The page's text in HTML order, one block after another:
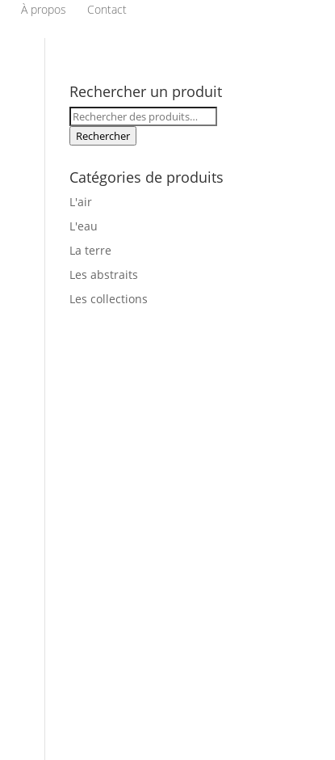
À propos Contact
Rechercher un produit
Rechercher :
Rechercher
Catégories de produits
L'air
L'eau
La terre
Les abstraits
Les collections